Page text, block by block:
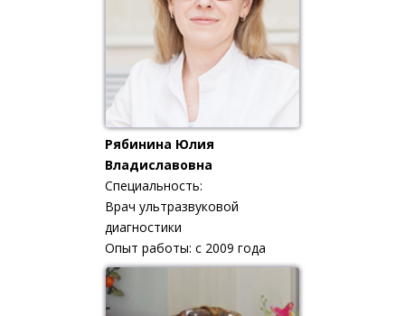
Рябинина Юлия
Владиславовна
Специальность:
Врач ультразвуковой
диагностики
Опыт работы: с 2009 года